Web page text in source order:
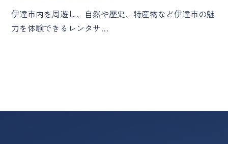
伊達市内を周遊し、自然や歴史、特産物など伊達市の魅
力を体験できるレンタサ…